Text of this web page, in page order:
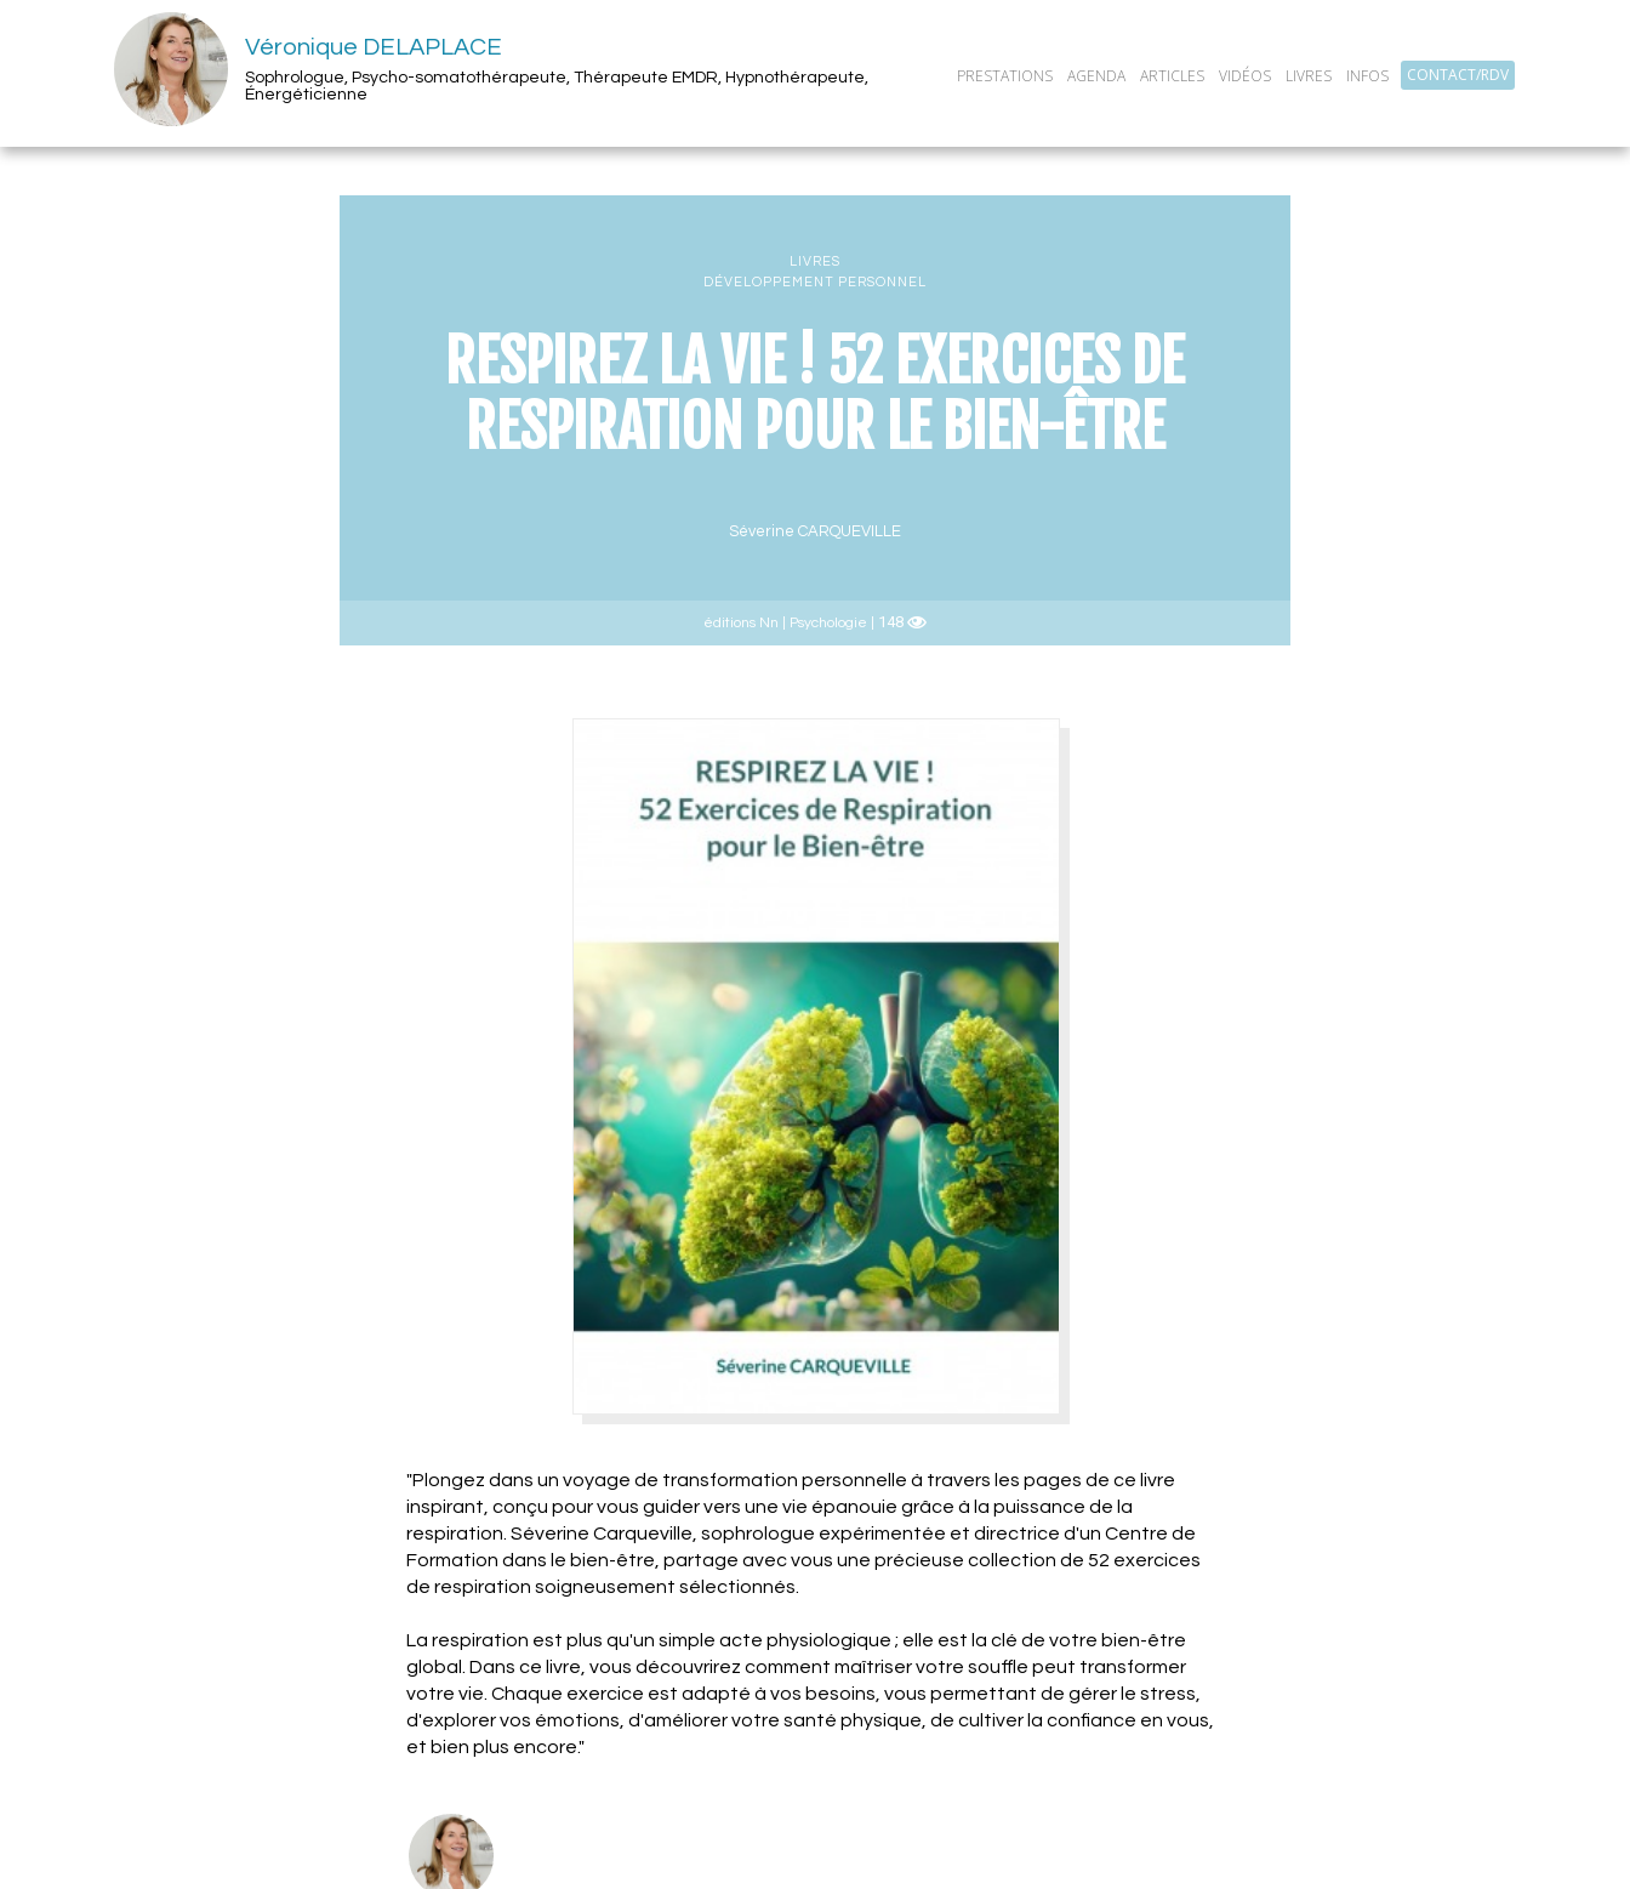
Véronique DELAPLACE
Sophrologue, Psycho-somatothérapeute, Thérapeute EMDR, Hypnothérapeute,
Énergéticienne
PRESTATIONS AGENDA ARTICLES VIDÉOS LIVRES INFOS CONTACT/RDV
LIVRES
DÉVELOPPEMENT PERSONNEL
RESPIREZ LA VIE ! 52 EXERCICES DE
RESPIRATION POUR LE BIEN-ÊTRE
Séverine CARQUEVILLE
éditions Nn | Psychologie | 148
"Plongez dans un voyage de transformation personnelle à travers les pages de ce livre
inspirant, conçu pour vous guider vers une vie épanouie grâce à la puissance de la
respiration. Séverine Carqueville, sophrologue expérimentée et directrice d'un Centre de
Formation dans le bien-être, partage avec vous une précieuse collection de 52 exercices
de respiration soigneusement sélectionnés.
La respiration est plus qu'un simple acte physiologique ; elle est la clé de votre bien-être
global. Dans ce livre, vous découvrirez comment maîtriser votre souffle peut transformer
votre vie. Chaque exercice est adapté à vos besoins, vous permettant de gérer le stress,
d'explorer vos émotions, d'améliorer votre santé physique, de cultiver la confiance en vous,
et bien plus encore."